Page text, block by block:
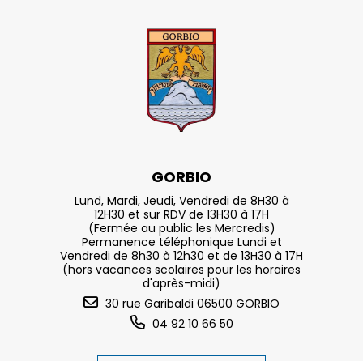
GORBIO
Lund, Mardi, Jeudi, Vendredi de 8H30 à
12H30 et sur RDV de 13H30 à 17H
(Fermée au public les Mercredis)
Permanence téléphonique Lundi et
Vendredi de 8h30 à 12h30 et de 13H30 à 17H
(hors vacances scolaires pour les horaires
d'après-midi)
30 rue Garibaldi 06500 GORBIO
04 92 10 66 50